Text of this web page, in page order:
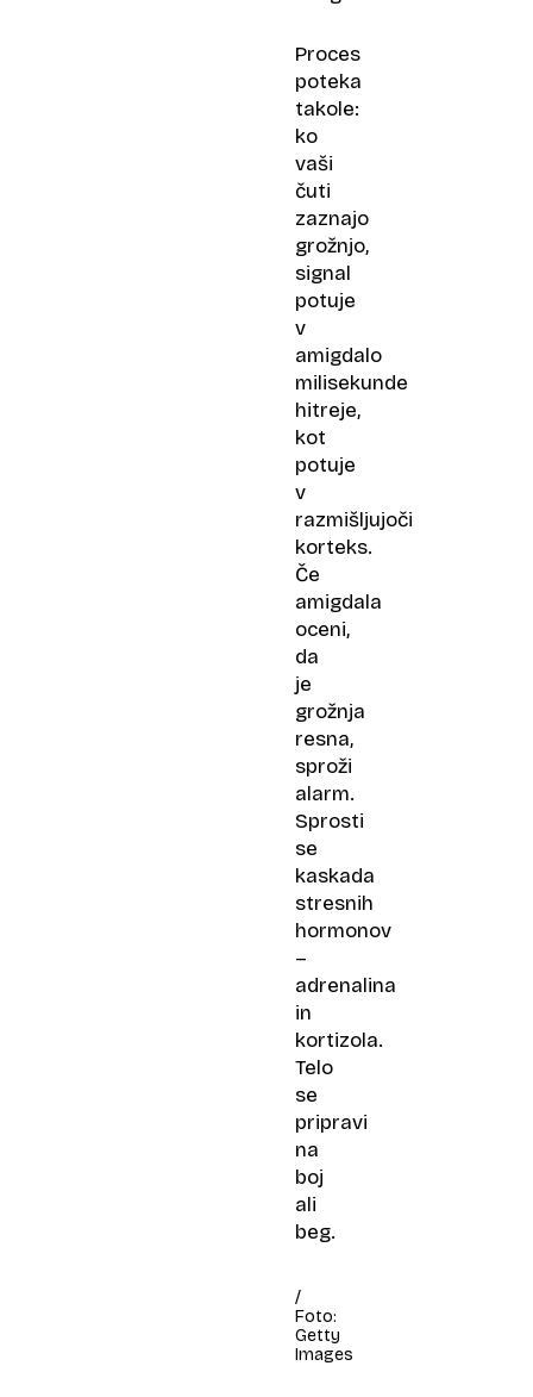
Proces
poteka
takole:
ko
vaši
čuti
zaznajo
grožnjo,
signal
potuje
v
amigdalo
milisekunde
hitreje,
kot
potuje
v
razmišljujoči
korteks.
Če
amigdala
oceni,
da
je
grožnja
resna,
sproži
alarm.
Sprosti
se
kaskada
stresnih
hormonov
–
adrenalina
in
kortizola.
Telo
se
pripravi
na
boj
ali
beg.
/
Foto:
Getty
Images